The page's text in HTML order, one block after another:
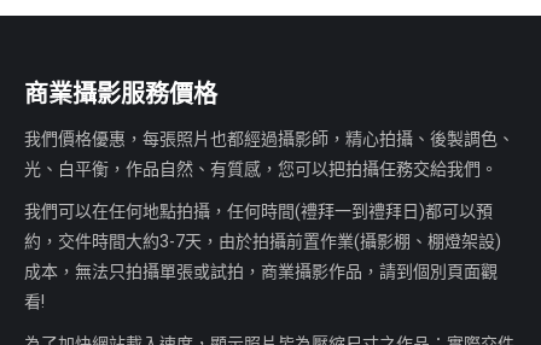
商業攝影服務價格
我們價格優惠，每張照片也都經過攝影師，精心拍攝、後製調色、
光、白平衡，作品自然、有質感，您可以把拍攝任務交給我們。
我們可以在任何地點拍攝，任何時間(禮拜一到禮拜日)都可以預
約，交件時間大約3-7天，由於拍攝前置作業(攝影棚、棚燈架設)
成本，無法只拍攝單張或試拍，商業攝影作品，請到個別頁面觀
看!